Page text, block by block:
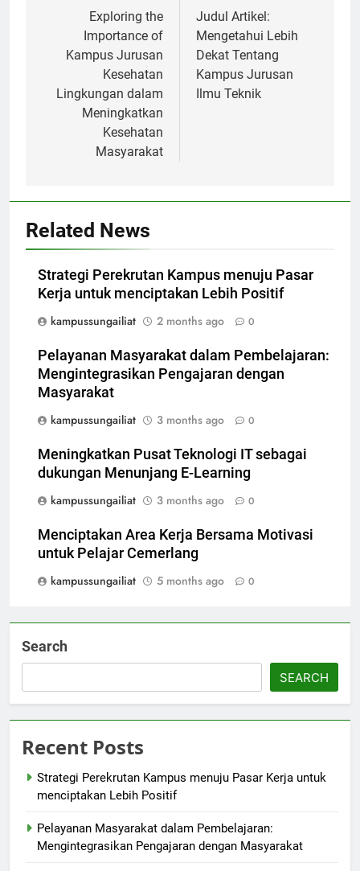
navigation
Exploring the
Importance of
Kampus Jurusan
Kesehatan
Lingkungan dalam
Meningkatkan
Kesehatan
Masyarakat
Judul Artikel:
Mengetahui Lebih
Dekat Tentang
Kampus Jurusan
Ilmu Teknik
Related News
Strategi Perekrutan Kampus menuju Pasar
Kerja untuk menciptakan Lebih Positif
kampussungailiat
2 months ago 0
Pelayanan Masyarakat dalam Pembelajaran:
Mengintegrasikan Pengajaran dengan
Masyarakat
kampussungailiat
3 months ago 0
Meningkatkan Pusat Teknologi IT sebagai
dukungan Menunjang E-Learning
kampussungailiat
3 months ago 0
Menciptakan Area Kerja Bersama Motivasi
untuk Pelajar Cemerlang
kampussungailiat
5 months ago 0
Search
SEARCH
Recent Posts
Strategi Perekrutan Kampus menuju Pasar Kerja untuk
menciptakan Lebih Positif
Pelayanan Masyarakat dalam Pembelajaran:
Mengintegrasikan Pengajaran dengan Masyarakat